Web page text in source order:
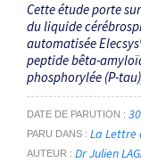
Cette étude porte
du liquide
automatisée
peptide bêta-
phosphorylée (P-
DATE DE PARUTION
PARU DANS La Lettre
AUTEUR Dr Julien